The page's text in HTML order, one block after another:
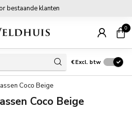
bestaande klanten
0
€Excl. btw
Coco Beige
Coco Beige